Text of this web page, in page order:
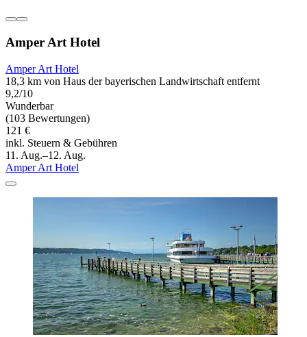
Amper Art Hotel
Amper Art Hotel
18,3 km von Haus der bayerischen Landwirtschaft entfernt
9,2/10
Wunderbar
(103 Bewertungen)
121 €
inkl. Steuern & Gebühren
11. Aug.–12. Aug.
Amper Art Hotel